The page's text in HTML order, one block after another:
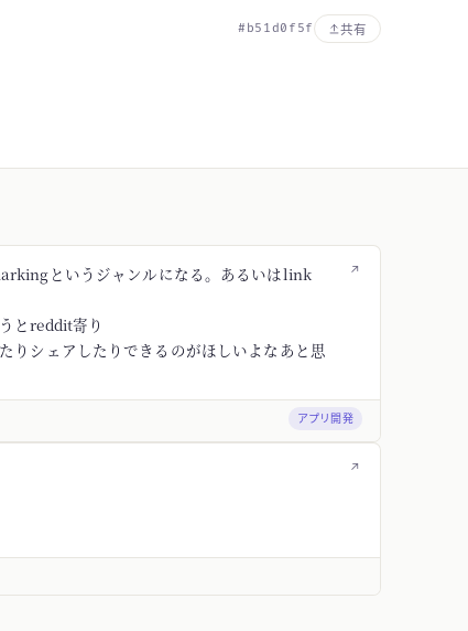
#b51d0f5f 共有
↗
というジャンルになる。あるいはlink
とreddit寄り
りシェアしたりできるのがほしいよなあと思
アプリ開発
↗